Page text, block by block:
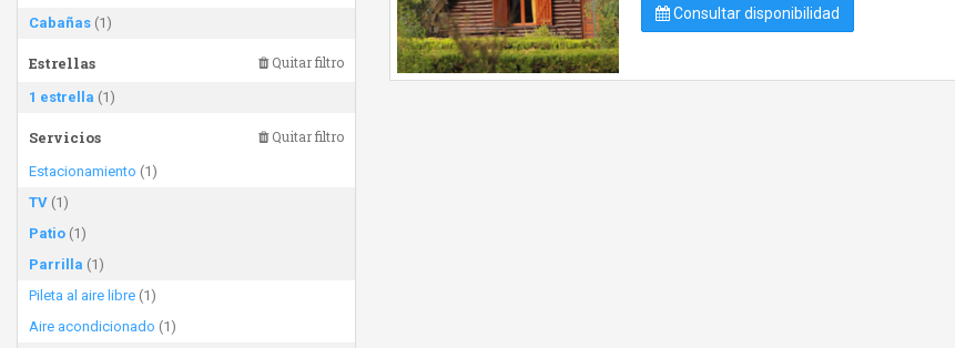
Cabañas (1)
Estrellas Quitar filtro
1 estrella (1)
Servicios Quitar filtro
Estacionamiento (1)
TV (1)
Patio (1)
Parrilla (1)
Pileta al aire libre (1)
Aire acondicionado (1)
Consultar disponibilidad